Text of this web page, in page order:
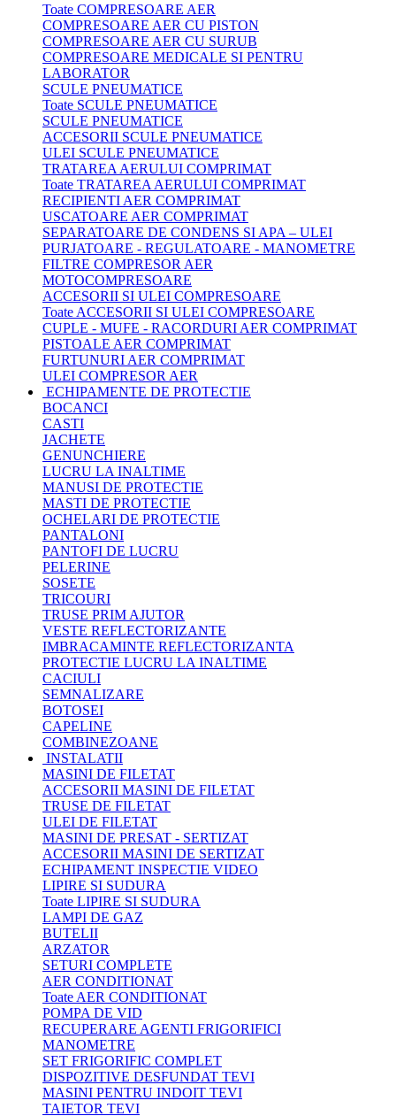
Toate COMPRESOARE AER
COMPRESOARE AER CU PISTON
COMPRESOARE AER CU SURUB
COMPRESOARE MEDICALE SI PENTRU
LABORATOR
SCULE PNEUMATICE
Toate SCULE PNEUMATICE
SCULE PNEUMATICE
ACCESORII SCULE PNEUMATICE
ULEI SCULE PNEUMATICE
TRATAREA AERULUI COMPRIMAT
Toate TRATAREA AERULUI COMPRIMAT
RECIPIENTI AER COMPRIMAT
USCATOARE AER COMPRIMAT
SEPARATOARE DE CONDENS SI APA – ULEI
PURJATOARE - REGULATOARE - MANOMETRE
FILTRE COMPRESOR AER
MOTOCOMPRESOARE
ACCESORII SI ULEI COMPRESOARE
Toate ACCESORII SI ULEI COMPRESOARE
CUPLE - MUFE - RACORDURI AER COMPRIMAT
PISTOALE AER COMPRIMAT
FURTUNURI AER COMPRIMAT
ULEI COMPRESOR AER
ECHIPAMENTE DE PROTECTIE
BOCANCI
CASTI
JACHETE
GENUNCHIERE
LUCRU LA INALTIME
MANUSI DE PROTECTIE
MASTI DE PROTECTIE
OCHELARI DE PROTECTIE
PANTALONI
PANTOFI DE LUCRU
PELERINE
SOSETE
TRICOURI
TRUSE PRIM AJUTOR
VESTE REFLECTORIZANTE
IMBRACAMINTE REFLECTORIZANTA
PROTECTIE LUCRU LA INALTIME
CACIULI
SEMNALIZARE
BOTOSEI
CAPELINE
COMBINEZOANE
INSTALATII
MASINI DE FILETAT
ACCESORII MASINI DE FILETAT
TRUSE DE FILETAT
ULEI DE FILETAT
MASINI DE PRESAT - SERTIZAT
ACCESORII MASINI DE SERTIZAT
ECHIPAMENT INSPECTIE VIDEO
LIPIRE SI SUDURA
Toate LIPIRE SI SUDURA
LAMPI DE GAZ
BUTELII
ARZATOR
SETURI COMPLETE
AER CONDITIONAT
Toate AER CONDITIONAT
POMPA DE VID
RECUPERARE AGENTI FRIGORIFICI
MANOMETRE
SET FRIGORIFIC COMPLET
DISPOZITIVE DESFUNDAT TEVI
MASINI PENTRU INDOIT TEVI
TAIETOR TEVI